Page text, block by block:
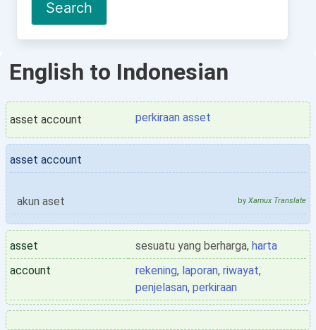
English to Indonesian
asset account perkiraan asset
asset account
akun aset by Xamux Translate
asset sesuatu yang berharga, harta
account
rekening, laporan, riwayat,
penjelasan, perkiraan